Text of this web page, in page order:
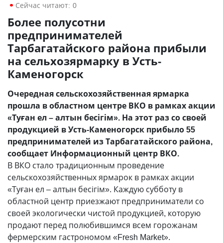
Сейчас читают: 0
Более полусотни
предпринимателей
Тарбагатайского района прибыли
на сельхозярмарку в Усть-
Каменогорск
Очередная сельскохозяйственная ярмарка
прошла в областном центре ВКО в рамках акции
«Туған ел – алтын бесігім». На этот раз со своей
продукцией в Усть-Каменогорск прибыло 55
предпринимателей из Тарбагатайского района,
сообщает Информационный центр ВКО.
В ВКО стало традиционным проведение
сельскохозяйственных ярмарок в рамках акции
«Туған ел – алтын бесігім». Каждую субботу в
областной центр приезжают предприниматели со
своей экологически чистой продукцией, которую
продают перед полюбившимся всем горожанам
фермерским гастрономом «Fresh Market».